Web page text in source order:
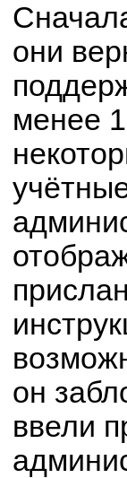
они
менее
он
ввели